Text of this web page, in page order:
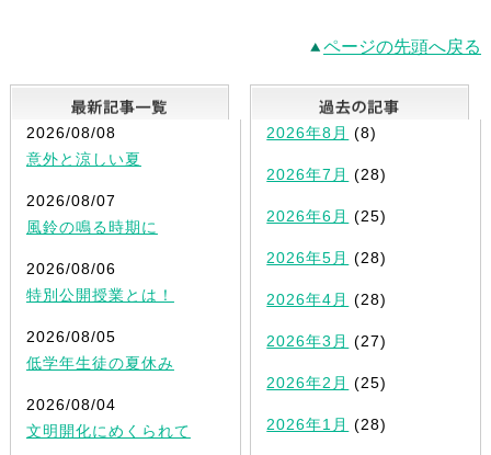
ページの先頭へ戻る
最新記事一覧
2026/08/08
意外と涼しい夏
2026/08/07
風鈴の鳴る時期に
2026/08/06
特別公開授業とは！
2026/08/05
低学年生徒の夏休み
2026/08/04
文明開化にめくられて
2026年8月 (8)
2026年7月 (28)
2026年6月 (25)
2026年5月 (28)
2026年4月 (28)
2026年3月 (27)
2026年2月 (25)
2026年1月 (28)